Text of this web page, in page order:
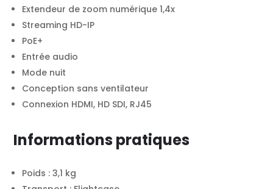
Extendeur de zoom numérique 1,4x
Streaming HD-IP
PoE+
Entrée audio
Mode nuit
Conception sans ventilateur
Connexion HDMI, HD SDI, RJ45
Informations pratiques
Poids : 3,1 kg